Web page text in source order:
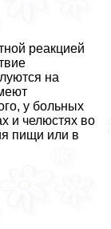
реакцией
на
у больных
и челюстях во
пищи или в